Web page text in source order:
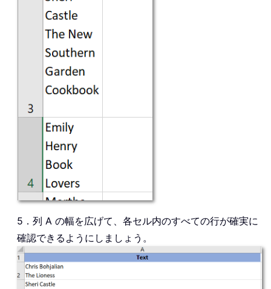
5．列 A の幅を広げて、各セル内のすべての行が確実に
確認できるようにしましょう。